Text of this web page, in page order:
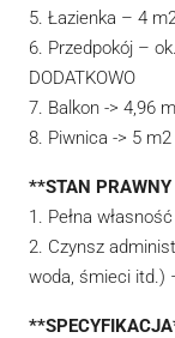
5. Łazienka – 4
6. Przedpokój –
DODATKOWO
7. Balkon -> 4,96
8. Piwnica -> 5 m2
**STAN
1. Pełna własność
2. Czynsz
woda, śmieci itd.)